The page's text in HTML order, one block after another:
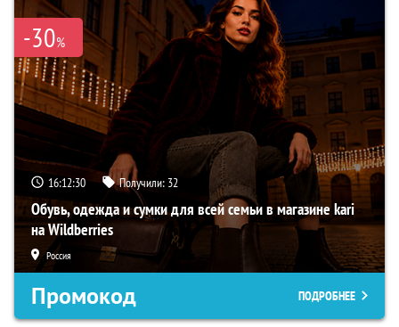
-30%
16:12:29 Получили: 32
Обувь, одежда и сумки для всей семьи в магазине kari
на Wildberries
Россия
Промокод ПОДРОБНЕЕ